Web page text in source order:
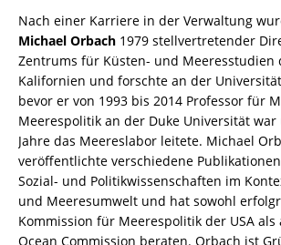
Nach einer Karriere in der Verwaltung
Michael Orbach 1979 stellvertretender
Zentrums für Küsten- und Meeresstudien
Kalifornien und forschte an der
bevor er von 1993 bis 2014 Professor für
Meerespolitik an der Duke Universität
Jahre das Meereslabor leitete. Michael
veröffentlichte verschiedene
Sozial- und Politikwissenschaften im
und Meeresumwelt und hat sowohl
Kommission für Meerespolitik der USA als
Ocean Commission beraten. Orbach ist